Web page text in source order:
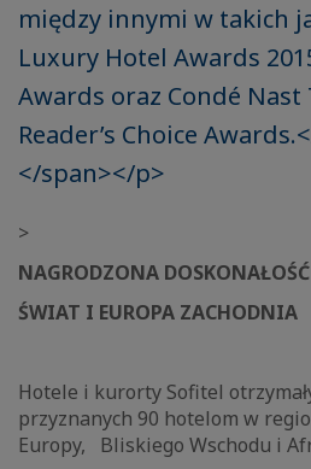
między innymi w takich
Luxury Hotel Awards
Awards oraz Condé Nast
Reader’s Choice
</span></p>
>
NAGRODZONA
ŚWIAT I EUROPA ZACHODNIA
Hotele i kurorty Sofitel
przyznanych 90 hotelom w
Europy, Bliskiego Wschodu i